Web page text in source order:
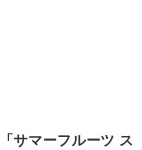
サマーフルーツ ス